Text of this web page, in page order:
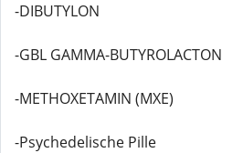
-DIBUTYLON
-GBL GAMMA-BUTYROLACTON
-METHOXETAMIN (MXE)
-Psychedelische Pille